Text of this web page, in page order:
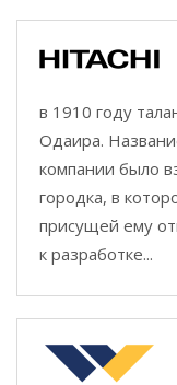
в 1910 году
Одаира.
компании было
городка, в
присущей ему
к разработке...